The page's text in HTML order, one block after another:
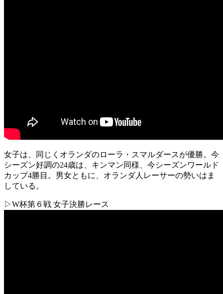
女子は、同じくオランダのローラ・スマルダースが優勝。今
シーズン好調の24歳は、キンマン同様、今シーズンワールド
カップ4勝目。男女ともに、オランダ人レーサーの勢いはま
している。
▷W杯第６戦 女子決勝レース